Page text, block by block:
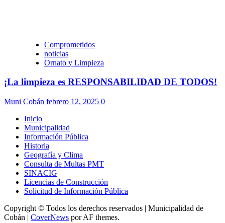
Comprometidos
noticias
Ornato y Limpieza
¡La limpieza es RESPONSABILIDAD DE TODOS!
Muni Cobán febrero 12, 2025 0
Inicio
Municipalidad
Información Pública
Historia
Geografía y Clima
Consulta de Multas PMT
SINACIG
Licencias de Construcción
Solicitud de Información Pública
Copyright © Todos los derechos reservados | Municipalidad de
Cobán | CoverNews por AF themes.